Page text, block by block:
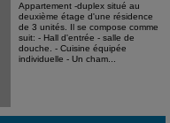
Appartement -duplex situé au
deuxième étage d'une résidence
de 3 unités. Il se compose comme
suit: - Hall d'entrée - salle de
douche. - Cuisine équipée
individuelle - Un cham...